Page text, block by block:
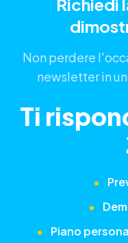
Non perdere
newsletter in
Ti
•
•
•
Piano